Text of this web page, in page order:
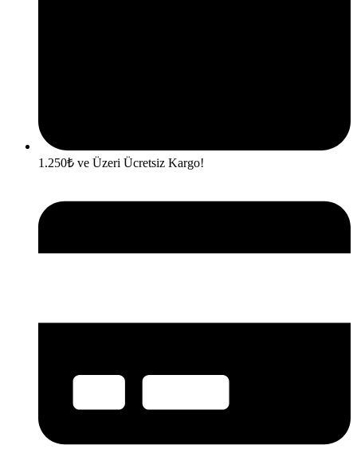
1.250₺ ve Üzeri Ücretsiz Kargo!